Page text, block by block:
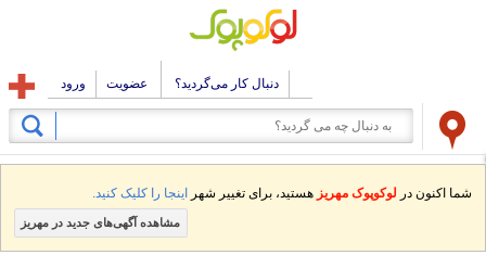
دنبال کار می‌گردید؟ عضویت ورود
شما اکنون در لوکوپوک مهریز هستید، برای تغییر شهر اینجا را کلیک کنید.
مشاهده آگهی‌های جدید در مهریز